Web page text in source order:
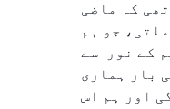
کہ ماضی
جو ہم
کے نور سے
بار ہماری
اور ہم اس